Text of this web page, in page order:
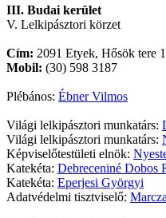
III. Budai kerület
V. Lelkipásztori körzet
Cím: 2091 Etyek, Hősök tere
Mobil: (30) 598 3187
Plébános: Ébner Vilmos
Világi lelkipásztori munkatárs:
Világi lelkipásztori munkatárs:
Képviselőtestületi elnök:
Katekéta: Debreceniné Dobos
Katekéta: Eperjesi Györgyi
Adatvédelmi tisztviselő: